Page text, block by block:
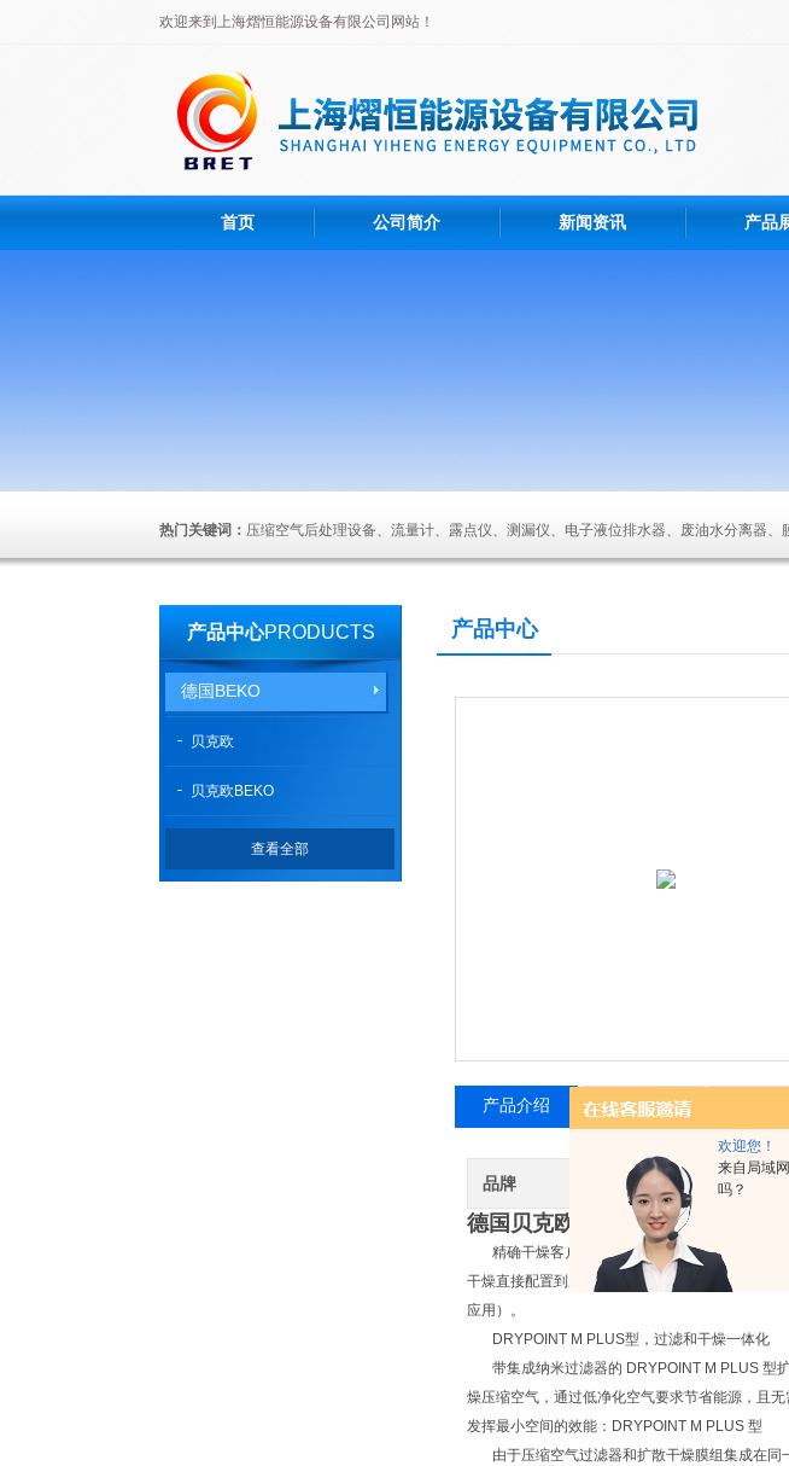
欢迎您！
来自局域
吗？
欢迎来到上海熠恒能源设备有限公司网站！
首页 公司简介 新闻资讯 产品
热门关键词： 压缩空气后处理设备、流量计、露点仪、测漏仪、电子液位排水器、废油水分离器、
产品中心PRODUCTS
德国BEKO
贝克欧
贝克欧BEKO
查看全部
产品中心
产品介绍 相关产品
品牌 其他品牌
德国贝克欧DRYPOINT M 干燥膜
精确干燥客户实际需要的压缩空气量能带来*的
干燥直接配置到应用本身上。通常要求的是压缩
应用）。
DRYPOINT M PLUS型，过滤和干燥一体化
带集成纳米过滤器的 DRYPOINT M PLUS 型
燥压缩空气，通过低净化空气要求节省能源，且
发挥最小空间的效能：DRYPOINT M PLUS 型
由于压缩空气过滤器和扩散干燥膜组集成在同